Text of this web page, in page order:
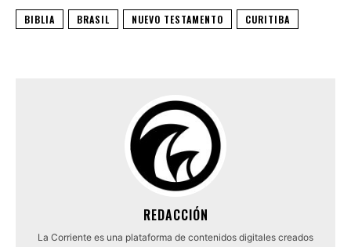
BIBLIA BRASIL NUEVO TESTAMENTO CURITIBA
REDACCIÓN
La Corriente es una plataforma de contenidos digitales creados